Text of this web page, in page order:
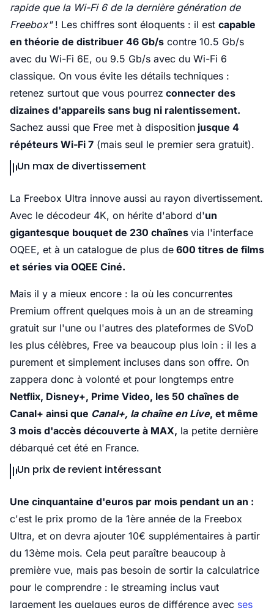
rapide que la Wi-Fi 6 de la dernière génération de
Freebox"! Les chiffres sont éloquents : il est capable
en théorie de distribuer 46 Gb/s contre 10.5 Gb/s
avec du Wi-Fi 6E, ou 9.5 Gb/s avec du Wi-Fi 6
classique. On vous évite les détails techniques :
retenez surtout que vous pourrez connecter des
dizaines d'appareils sans bug ni ralentissement.
Sachez aussi que Free met à disposition jusque 4
répéteurs Wi-Fi 7 (mais seul le premier sera gratuit).
Un max de divertissement
La Freebox Ultra innove aussi au rayon divertissement.
Avec le décodeur 4K, on hérite d'abord d'un
gigantesque bouquet de 230 chaînes via l'interface
OQEE, et à un catalogue de plus de 600 titres de films
et séries via OQEE Ciné.
Mais il y a mieux encore : la où les concurrentes
Premium offrent quelques mois à un an de streaming
gratuit sur l'une ou l'autres des plateformes de SVoD
les plus célèbres, Free va beaucoup plus loin : il les a
purement et simplement incluses dans son offre. On
zappera donc à volonté et pour longtemps entre
Netflix, Disney+, Prime Video, les 50 chaînes de
Canal+ ainsi que Canal+, la chaîne en Live, et même
3 mois d'accès découverte à MAX, la petite dernière
débarqué cet été en France.
Un prix de revient intéressant
Une cinquantaine d'euros par mois pendant un an :
c'est le prix promo de la 1ère année de la Freebox
Ultra, et on devra ajouter 10€ supplémentaires à partir
du 13ème mois. Cela peut paraître beaucoup à
première vue, mais pas besoin de sortir la calculatrice
pour le comprendre : le streaming inclus vaut
largement les quelques euros de différence avec ses